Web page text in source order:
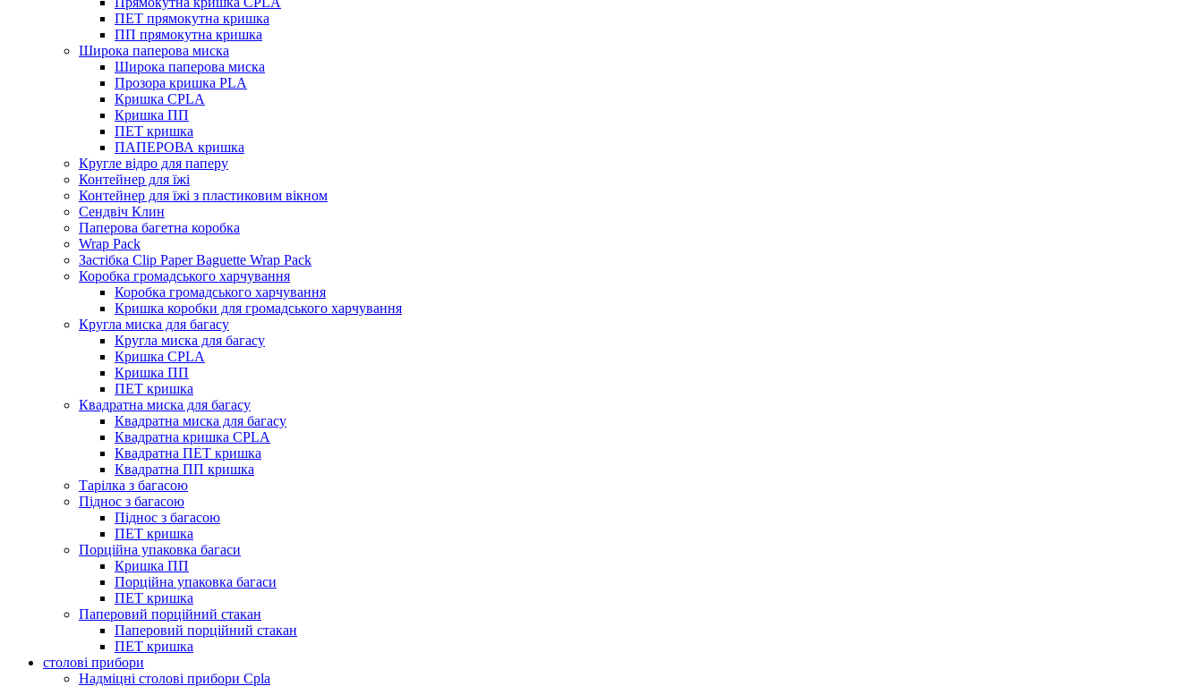
ПЕТ прямокутна кришка
ПП прямокутна кришка
Широка паперова миска
Широка паперова миска
Прозора кришка PLA
Кришка CPLA
Кришка ПП
ПЕТ кришка
ПАПЕРОВА кришка
Кругле відро для паперу
Контейнер для їжі
Контейнер для їжі з пластиковим вікном
Сендвіч Клин
Паперова багетна коробка
Wrap Pack
Застібка Clip Paper Baguette Wrap Pack
Коробка громадського харчування
Коробка громадського харчування
Кришка коробки для громадського харчування
Кругла миска для багасу
Кругла миска для багасу
Кришка CPLA
Кришка ПП
ПЕТ кришка
Квадратна миска для багасу
Квадратна миска для багасу
Квадратна кришка CPLA
Квадратна ПЕТ кришка
Квадратна ПП кришка
Тарілка з багасою
Піднос з багасою
Піднос з багасою
ПЕТ кришка
Порційна упаковка багаси
Кришка ПП
Порційна упаковка багаси
ПЕТ кришка
Паперовий порційний стакан
Паперовий порційний стакан
ПЕТ кришка
столові прибори
Надміцні столові прибори Cpla